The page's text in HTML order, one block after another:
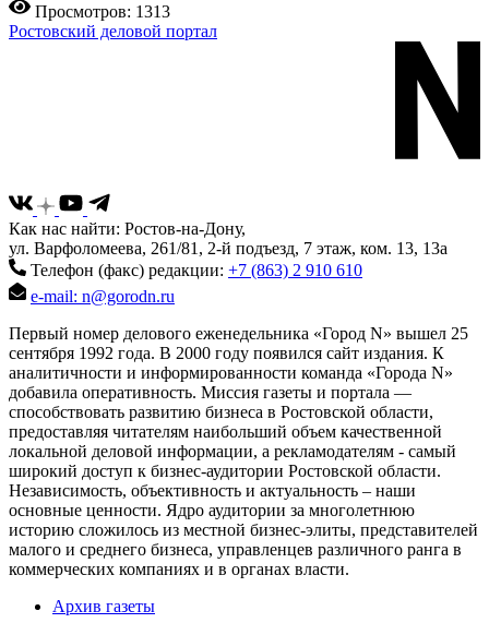
Просмотров: 1313
Ростовский деловой портал
Как нас найти: Ростов-на-Дону,
ул. Варфоломеева, 261/81, 2-й подъезд, 7 этаж, ком. 13, 13а
Телефон (факс) редакции: +7 (863) 2 910 610
e-mail: n@gorodn.ru
Первый номер делового еженедельника «Город N» вышел 25
сентября 1992 года. В 2000 году появился сайт издания. К
аналитичности и информированности команда «Города N»
добавила оперативность. Миссия газеты и портала —
способствовать развитию бизнеса в Ростовской области,
предоставляя читателям наибольший объем качественной
локальной деловой информации, а рекламодателям - самый
широкий доступ к бизнес-аудитории Ростовской области.
Независимость, объективность и актуальность – наши
основные ценности. Ядро аудитории за многолетнюю
историю сложилось из местной бизнес-элиты, представителей
малого и среднего бизнеса, управленцев различного ранга в
коммерческих компаниях и в органах власти.
Архив газеты